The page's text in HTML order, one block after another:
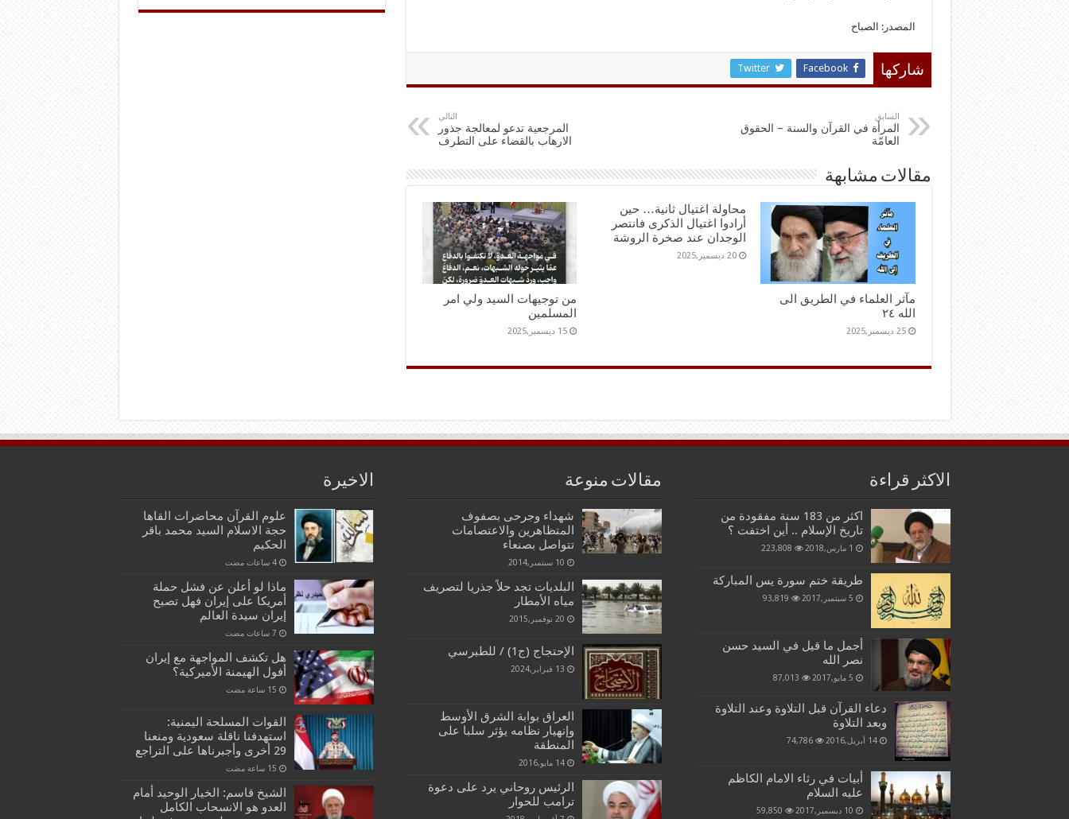
المصدر: الصباح
شاركها Facebook
Twitter
السابق
المرأة في القرآن والسنة – الحقوق
العامّة
التالي
المرجعية تدعو لمعالجة جذور
الارهاب بالقضاء على التطرف
مقالات مشابهة
مآثر العلماء في الطريق الى
الله ٢٤
25 ديسمبر,2025
محاولة اغتيال ثانية… حين
أرادوا اغتيال الذكرى فانتصر
الوجدان عند صخرة الروشة
20 ديسمبر,2025
من توجيهات السيد ولي امر
المسلمين
15 ديسمبر,2025
الاكثر قراءة
اكثر من 183 سنة مفقودة من
تاريخ الإسلام .. أين اختفت ؟
1 مارس,2018 223,808
طريقة ختم سورة يس المباركة
5 سبتمبر,2017 93,819
أجمل ما قيل في السيد حسن
نصر الله
5 مايو,2017 87,013
دعاء القرآن قبل التلاوة وعند التلاوة
وبعد التلاوة
14 أبريل,2016 74,786
أبيات في رثاء الامام الكاظم
عليه السلام
10 ديسمبر,2017 59,850
مقالات منوعة
شهداء وجرحى بصفوف
المتظاهرين والاعتصامات
تتواصل بصنعاء
10 سبتمبر,2014
البلديات تجد حلاً جذريا لتصريف
مياه الأمطار
20 نوفمبر,2015
الإحتجاج (ج1) / للطبرسي
13 فبراير,2024
العراق بوابة الشرق الأوسط
وإنهيار نظامه يؤثر سلبا على
المنطقة
14 مايو,2016
الرئيس روحاني يرد على دعوة
ترامب للحوار
الاخيرة
علوم القرآن محاضرات القاها
حجة الاسلام السيد محمد باقر
الحكيم
ماذا لو أعلن عن فشل حملة
أمريكا على إيران فهل تصبح
إيران سيدة العالم
هل تكشف المواجهة مع إيران
أفول الهيمنة الأميركية؟
القوات المسلحة اليمنية:
استهدفنا ناقلة سعودية ومنعنا
29 أخرى وأجبرناها على التراجع
الشيخ قاسم: الخيار الوحيد أمام
العدو هو الانسحاب الكامل